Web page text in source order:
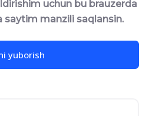
uchun bu brauzerda
saytim manzili saqlansin.